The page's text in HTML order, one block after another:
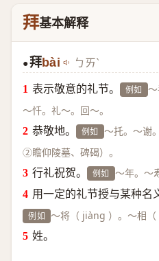
拜基本解释
●拜bài ㄅㄞˋ
表示敬意的礼节。 例如
～忏。礼～。回～。
恭敬地。 例如 ～托。～谢
②瞻仰陵墓、碑碣）。
行礼祝贺。 例如 ～年。～
用一定的礼节授与某种名
例如 ～将（ jiàng ）。～相（
姓。